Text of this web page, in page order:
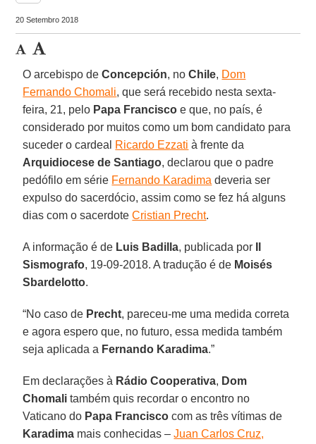
20 Setembro 2018
O arcebispo deConcepción, noChile, Dom
Fernando Chomali, que será recebido nesta sexta-
feira, 21, pelo Papa Francisco e que, no país, é
considerado por muitos como um bom candidato para
suceder o cardeal Ricardo Ezzati à frente da
Arquidiocese de Santiago, declarou que o padre
pedófilo em série Fernando Karadima deveria ser
expulso do sacerdócio, assim como se fez há alguns
dias com o sacerdoteCristian Precht.
A informação é de Luis Badilla, publicada por
Sismografo, 19-09-2018. A tradução é de Moisés
Sbardelotto.
“No caso de Precht, pareceu-me uma medida correta
e agora espero que, no futuro, essa medida também
seja aplicada a Fernando Karadima.”
Em declarações à Rádio Cooperativa, Dom
Chomali também quis recordar o encontro no
Vaticano do Papa Francisco com as três vítimas de
Karadima mais conhecidas –Juan Carlos Cruz,